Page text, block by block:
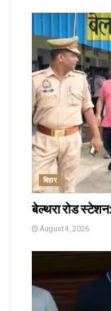
बिहार
बेल्थरा रोड स्टेशन:
August 4, 2026